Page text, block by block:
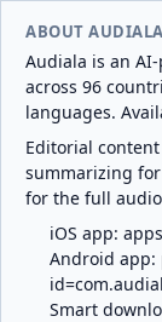
ABOUT AUDIALA
Audiala is an
across 96
languages.
Editorial
summarizing
for the full
iOS app:
Android app:
Smart